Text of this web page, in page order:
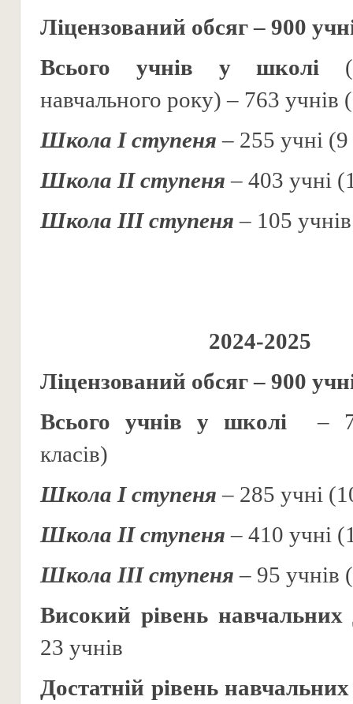
Ліцензований обсяг – 900
Всього учнів у школі
навчального року) – 763 учнів
Школа І ступеня – 255 учні (9
Школа ІІ ступеня – 403 учні
Школа ІІІ ступеня – 105
2024-2025
Ліцензований обсяг – 900
Всього учнів у школі
–
класів)
Школа І ступеня – 285 учні
Школа ІІ ступеня – 410 учні
Школа ІІІ ступеня – 95 учнів
Високий рівень навчальних
23 учнів
Достатній рівень